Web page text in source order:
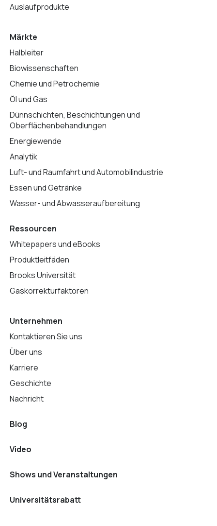
Auslaufprodukte
Märkte
Halbleiter
Biowissenschaften
Chemie und Petrochemie
Öl und Gas
Dünnschichten, Beschichtungen und
Oberflächenbehandlungen
Energiewende
Analytik
Luft- und Raumfahrt und Automobilindustrie
Essen und Getränke
Wasser- und Abwasseraufbereitung
Ressourcen
Whitepapers und eBooks
Produktleitfäden
Brooks Universität
Gaskorrekturfaktoren
Unternehmen
Kontaktieren Sie uns
Über uns
Karriere
Geschichte
Nachricht
Blog
Video
Shows und Veranstaltungen
Universitätsrabatt